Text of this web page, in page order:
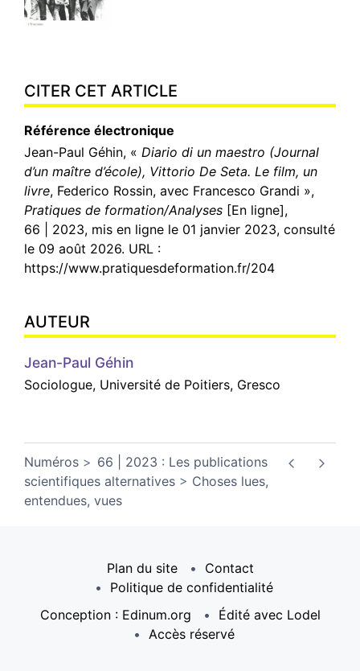
CITER CET ARTICLE
Référence électronique
Jean-Paul Géhin, « Diario di un maestro (Journal
d’un maître d’école), Vittorio De Seta. Le film, un
livre, Federico Rossin, avec Francesco Grandi »,
Pratiques de formation/Analyses [En ligne],
66 | 2023, mis en ligne le 01 janvier 2023, consulté
le 09 août 2026. URL :
https://www.pratiquesdeformation.fr/204
AUTEUR
Jean-Paul Géhin
Sociologue, Université de Poitiers, Gresco
Numéros
66 | 2023 : Les publications
scientifiques alternatives
Choses lues,
entendues, vues
Plan du site
Contact
Politique de confidentialité
Conception : Edinum.org
Édité avec Lodel
Accès réservé